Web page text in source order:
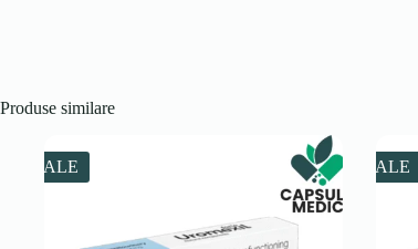
Produse similare
SALE SALE